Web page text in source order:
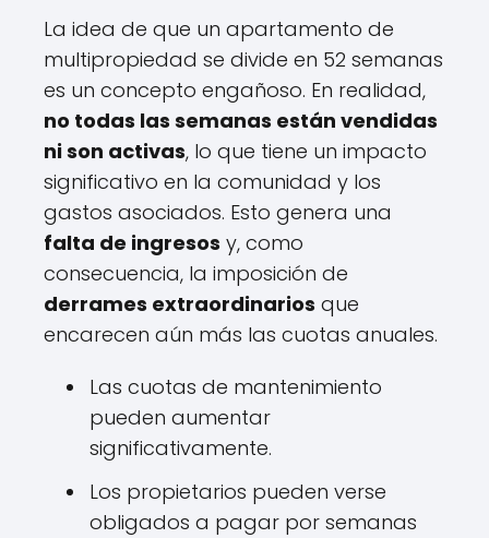
La idea de que un apartamento de
multipropiedad se divide en 52 semanas
es un concepto engañoso. En realidad,
no todas las semanas están vendidas
ni son activas, lo que tiene un impacto
significativo en la comunidad y los
gastos asociados. Esto genera una
falta de ingresos y, como
consecuencia, la imposición de
derrames extraordinarios que
encarecen aún más las cuotas anuales.
Las cuotas de mantenimiento
pueden aumentar
significativamente.
Los propietarios pueden verse
obligados a pagar por semanas